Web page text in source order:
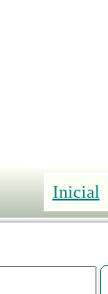
Inicial